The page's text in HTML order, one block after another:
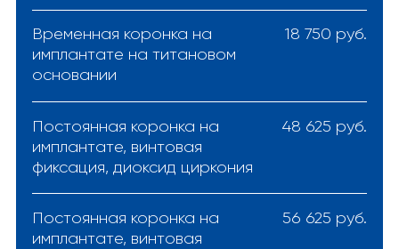
Временная коронка на
имплантате на титановом
основании
18 750 руб.
Постоянная коронка на
имплантате, винтовая
фиксация, диоксид циркония
48 625 руб.
Постоянная коронка на
имплантате, винтовая
56 625 руб.